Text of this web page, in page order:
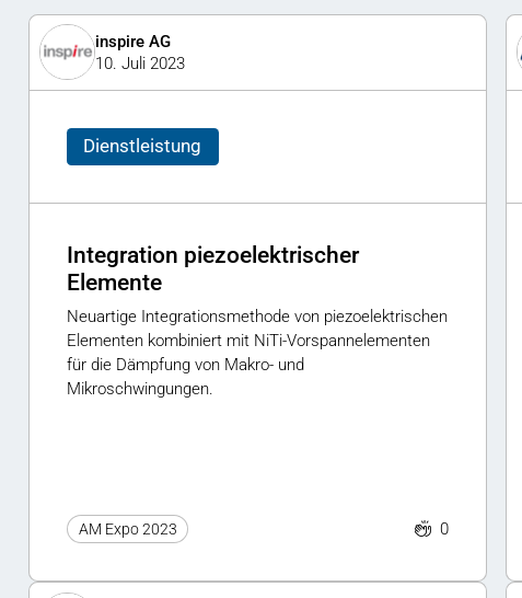
inspire AG
10. Juli 2023
Dienstleistung
Integration piezoelektrischer
Elemente
Neuartige Integrationsmethode von piezoelektrischen
Elementen kombiniert mit NiTi-Vorspannelementen
für die Dämpfung von Makro- und
Mikroschwingungen.
AM Expo 2023 0